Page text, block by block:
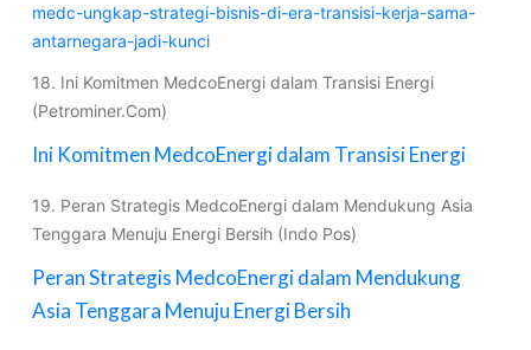
medc-ungkap-strategi-bisnis-di-era-transisi-kerja-sama-
antarnegara-jadi-kunci
18. Ini Komitmen MedcoEnergi dalam Transisi Energi
(Petrominer.Com)
Ini Komitmen MedcoEnergi dalam Transisi Energi
19. Peran Strategis MedcoEnergi dalam Mendukung Asia
Tenggara Menuju Energi Bersih (Indo Pos)
Peran Strategis MedcoEnergi dalam Mendukung
Asia Tenggara Menuju Energi Bersih